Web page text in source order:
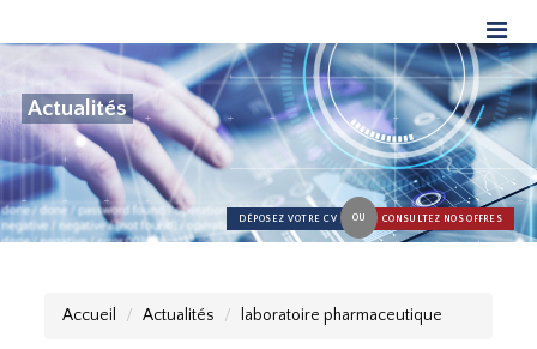
Actualités
DÉPOSEZ VOTRE CV OU CONSULTEZ NOS OFFRES
Accueil Actualités laboratoire pharmaceutique